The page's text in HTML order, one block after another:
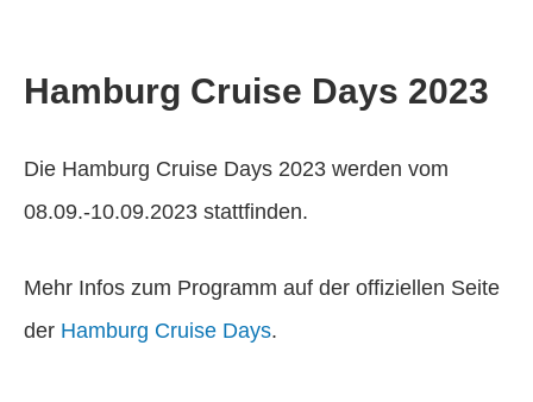
Hamburg Cruise Days 2023
Die Hamburg Cruise Days 2023 werden vom
08.09.-10.09.2023 stattfinden.
Mehr Infos zum Programm auf der offiziellen Seite
der Hamburg Cruise Days.